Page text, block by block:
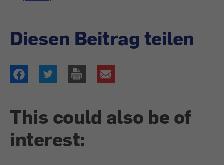
Diesen Beitrag teilen
This could also be of
interest: